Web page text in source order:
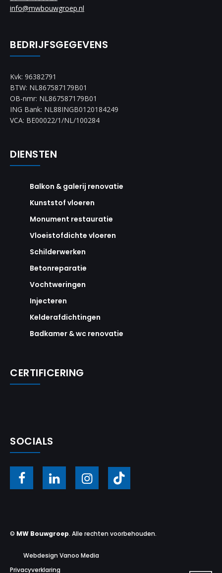
info@mwbouwgroep.nl
BEDRIJFSGEGEVENS
Kvk: 96382791
BTW: NL867587179B01
OB-nmr: NL867587179B01
ING Bank: NL88INGB0120184249
VCA: BE00022/1/NL/100284
DIENSTEN
Balkon & galerij renovatie
Kunststof vloeren
Monument restauratie
Vloeistofdichte vloeren
Schilderwerken
Betonreparatie
Vochtweringen
Injecteren
Kelderafdichtingen
Badkamer & wc renovatie
CERTIFICERING
SOCIALS
© MW Bouwgroep. Alle rechten voorbehouden.
Webdesign Vanoo Media
Privacyverklaring